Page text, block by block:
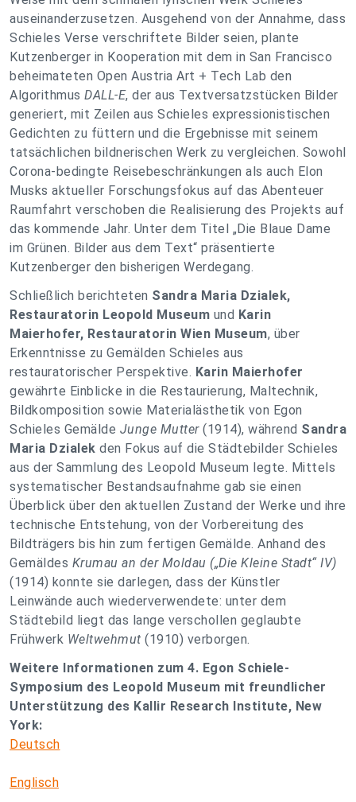
auseinanderzusetzen. Ausgehend von der Annahme, dass
Schieles Verse verschriftete Bilder seien, plante
Kutzenberger in Kooperation mit dem in San Francisco
beheimateten Open Austria Art + Tech Lab den
Algorithmus DALL-E, der aus Textversatzstücken Bilder
generiert, mit Zeilen aus Schieles expressionistischen
Gedichten zu füttern und die Ergebnisse mit seinem
tatsächlichen bildnerischen Werk zu vergleichen. Sowohl
Corona-bedingte Reisebeschränkungen als auch Elon
Musks aktueller Forschungsfokus auf das Abenteuer
Raumfahrt verschoben die Realisierung des Projekts auf
das kommende Jahr. Unter dem Titel „Die Blaue Dame
im Grünen. Bilder aus dem Text“ präsentierte
Kutzenberger den bisherigen Werdegang.
Schließlich berichteten Sandra Maria Dzialek,
Restauratorin Leopold Museum und Karin
Maierhofer, Restauratorin Wien Museum, über
Erkenntnisse zu Gemälden Schieles aus
restauratorischer Perspektive. Karin Maierhofer
gewährte Einblicke in die Restaurierung, Maltechnik,
Bildkomposition sowie Materialästhetik von Egon
Schieles Gemälde Junge Mutter(1914), während Sandra
Maria Dzialek den Fokus auf die Städtebilder Schieles
aus der Sammlung des Leopold Museum legte. Mittels
systematischer Bestandsaufnahme gab sie einen
Überblick über den aktuellen Zustand der Werke und ihre
technische Entstehung, von der Vorbereitung des
Bildträgers bis hin zum fertigen Gemälde. Anhand des
Gemäldes Krumau an der Moldau („Die Kleine Stadt“ IV)
(1914) konnte sie darlegen, dass der Künstler
Leinwände auch wiederverwendete: unter dem
Städtebild liegt das lange verschollen geglaubte
Frühwerk Weltwehmut (1910) verborgen.
Weitere Informationen zum 4. Egon Schiele-
Symposium des Leopold Museum mit freundlicher
Unterstützung des Kallir Research Institute, New
York:
Deutsch
Englisch